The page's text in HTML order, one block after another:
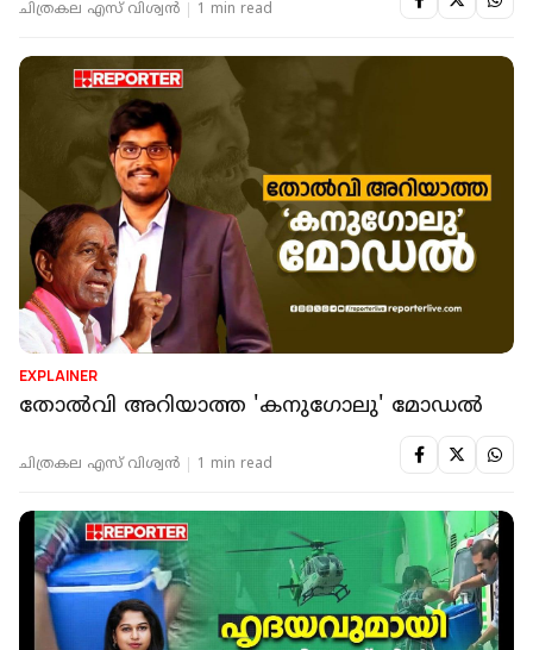
ചിത്രകല എസ് വിശ്വന്‍ 1 min read
EXPLAINER
തോൽവി അറിയാത്ത 'കനുഗോലു' മോഡൽ
ചിത്രകല എസ് വിശ്വന്‍ 1 min read